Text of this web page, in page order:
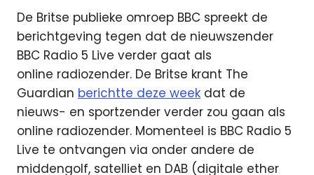
De Britse publieke omroep BBC spreekt de
berichtgeving tegen dat de nieuwszender
BBC Radio 5 Live verder gaat als
online radiozender. De Britse krant The
Guardian berichtte deze week dat de
nieuws- en sportzender verder zou gaan als
online radiozender. Momenteel is BBC Radio 5
Live te ontvangen via onder andere de
middengolf, satelliet en DAB (digitale ether